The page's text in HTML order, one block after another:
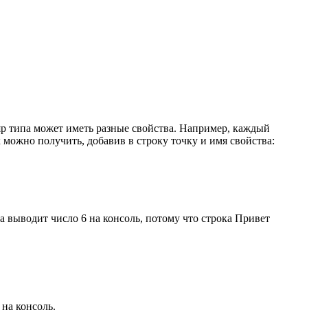
типа может иметь разные свойства. Например, каждый
получить, добавив в строку точку и имя свойства:
число 6 на консоль, потому что строка Привет
консоль.